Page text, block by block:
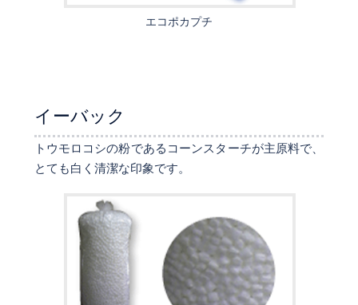
エコポカプチ
イーバック
トウモロコシの粉であるコーンスターチが主原料で、
とても白く清潔な印象です。